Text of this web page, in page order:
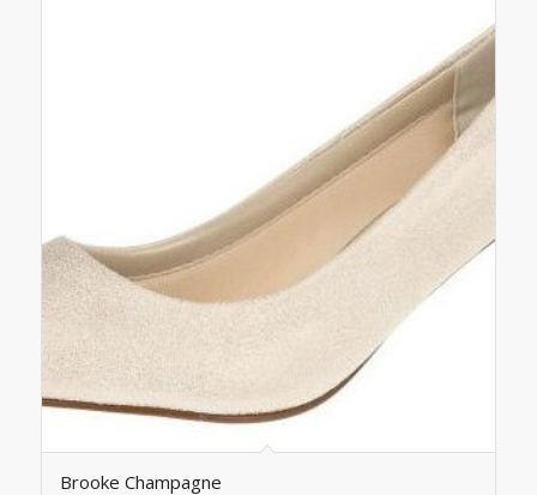
Brooke Champagne